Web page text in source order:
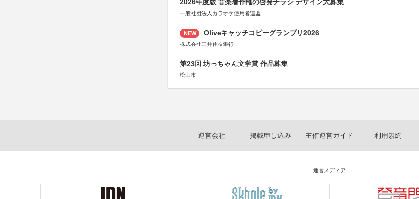
2026年度版 音楽著作権の啓発チラシ デザイン大募集
一般社団法人カラオケ使用者連盟
NEW Oliveキャッチコピーグランプリ2026
株式会社三井住友銀行
第23回 坊っちゃん文学賞 作品募集
松山市
運営会社 掲載申し込み 主催運営ガイド 利用規約
運営メディア